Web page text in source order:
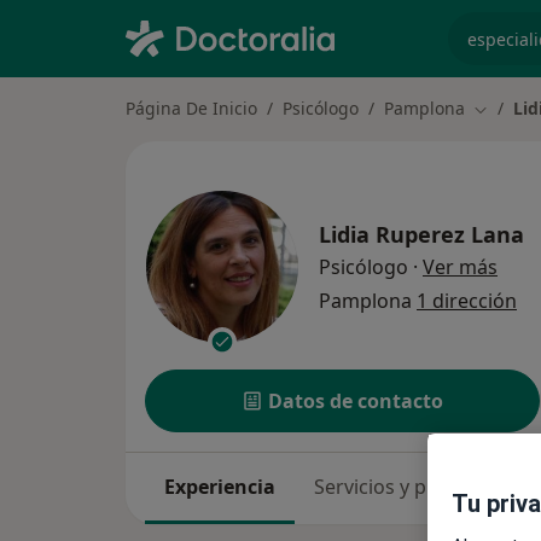
Página De Inicio Psicólogo Pamplona
Lidia Ruperez Lana
Psicólogo · Ver más
Pamplona 1 dirección
Datos de contacto
Experiencia Servicios y precios
Tu